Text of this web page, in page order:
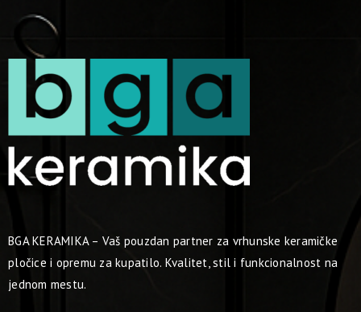
BGA KERAMIKA – Vaš pouzdan partner za vrhunske keramičke
pločice i opremu za kupatilo. Kvalitet, stil i funkcionalnost na
jednom mestu.